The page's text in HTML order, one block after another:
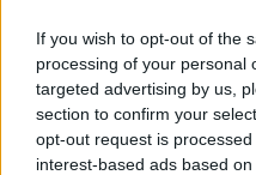
If you wish to opt-out of the
processing of your personal
targeted advertising by us,
section to confirm your
opt-out request is
interest-based ads based
A legenyhébb
otthon a diákokat - ezt
Sokféle vírus van a levegőben,
szülőktől, hogy enyhe
diákokat, óvodásokat.